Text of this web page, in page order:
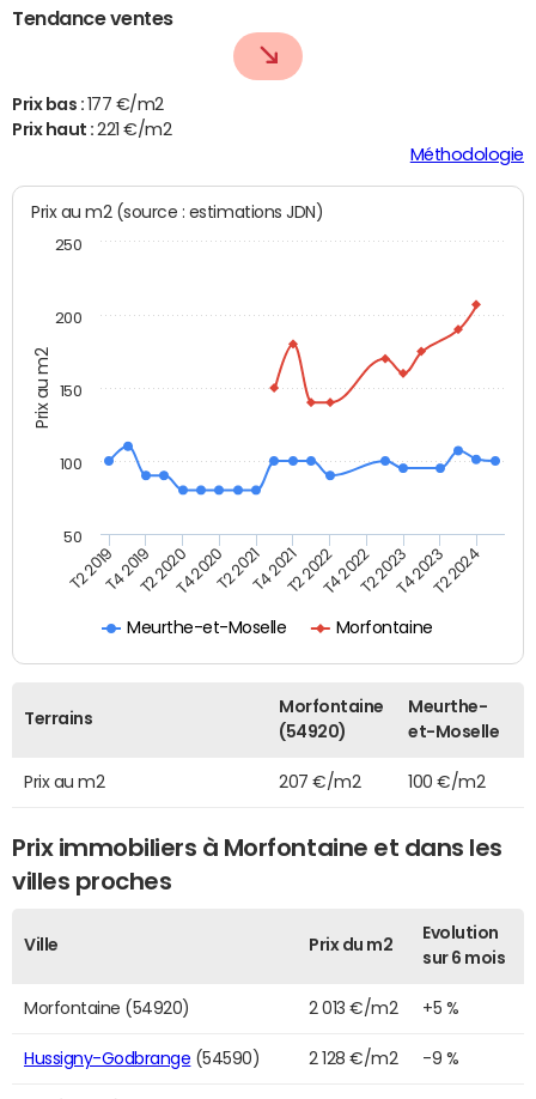
Tendance ventes
Prix bas : 177 €/m2
Prix haut :221 €/m2
Méthodologie
Prix au m2
Prix au m2 (source : estimations JDN)
Meurthe-et-Moselle Morfontaine
T2 2019T4 2019T2 2020T4 2020T2 2021T4 2021T2 2022T4 2022T2 2023T4 2023T2 2024
50
100
150
200
250
Terrains
Morfontaine
(54920)
Meurthe-
et-Moselle
Prix au m2 207 €/m2 100 €/m2
Prix immobiliers à Morfontaine et dans les
villes proches
Ville Prix du m2
Evolution
sur 6 mois
Morfontaine (54920) 2 013 €/m2 +5 %
Hussigny-Godbrange (54590) 2 128 €/m2 -9 %